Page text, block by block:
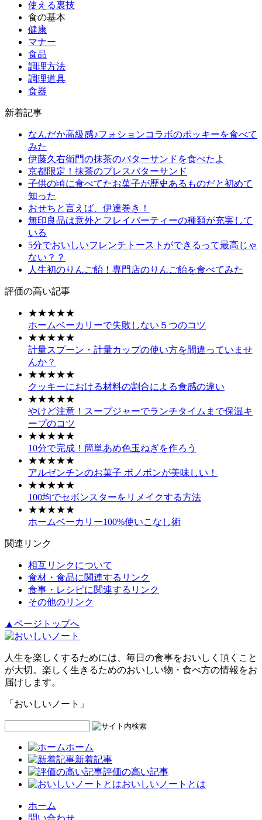
使える裏技
食の基本
健康
マナー
食品
調理方法
調理道具
食器
新着記事
なんだか高級感♪フォションコラボのポッキーを食べて
みた
伊藤久右衛門の抹茶のバターサンドを食べたよ
京都限定！抹茶のプレスバターサンド
子供の頃に食べてたお菓子が歴史あるものだと初めて
知った
おせちと言えば、伊達巻き！
無印良品は意外とフレイバーティーの種類が充実して
いる
5分でおいしいフレンチトーストができるって最高じゃ
ない？？
人生初のりんご飴！専門店のりんご飴を食べてみた
評価の高い記事
★★★★★
ホームベーカリーで失敗しない５つのコツ
★★★★★
計量スプーン・計量カップの使い方を間違っていませ
んか？
★★★★★
クッキーにおける材料の割合による食感の違い
★★★★★
やけど注意！スープジャーでランチタイムまで保温キ
ープのコツ
★★★★★
10分で完成！簡単あめ色玉ねぎを作ろう
★★★★★
アルゼンチンのお菓子 ボノボンが美味しい！
★★★★★
100均でセボンスターをリメイクする方法
★★★★★
ホームベーカリー100%使いこなし術
関連リンク
相互リンクについて
食材・食品に関連するリンク
食事・レシピに関連するリンク
その他のリンク
▲ページトップへ
人生を楽しくするためには、毎日の食事をおいしく頂くこと
が大切。楽しく生きるためのおいしい物・食べ方の情報をお
届けします。
「おいしいノート」
ホーム
新着記事
評価の高い記事
おいしいノートとは
ホーム
問い合わせ